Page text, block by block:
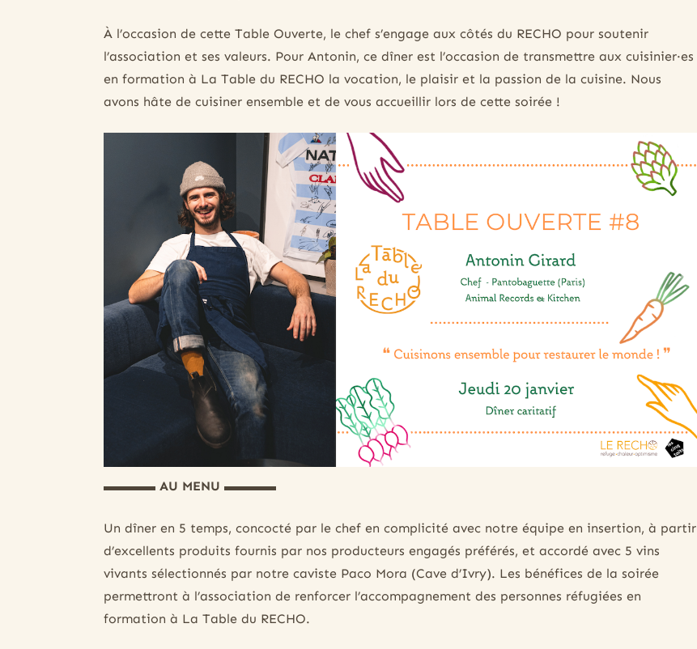
À l’occasion de cette Table Ouverte, le chef s’engage aux côtés du RECHO pour soutenir
l’association et ses valeurs. Pour Antonin, ce dîner est l’occasion de transmettre aux cuisinier·es
en formation à La Table du RECHO la vocation, le plaisir et la passion de la cuisine. Nous
avons hâte de cuisiner ensemble et de vous accueillir lors de cette soirée !
▬▬▬▬ AU MENU ▬▬▬▬
Un dîner en 5 temps, concocté par le chef en complicité avec notre équipe en insertion, à partir
d’excellents produits fournis par nos producteurs engagés préférés, et accordé avec 5 vins
vivants sélectionnés par notre caviste Paco Mora (Cave d’Ivry). Les bénéfices de la soirée
permettront à l’association de renforcer l’accompagnement des personnes réfugiées en
formation à La Table du RECHO.